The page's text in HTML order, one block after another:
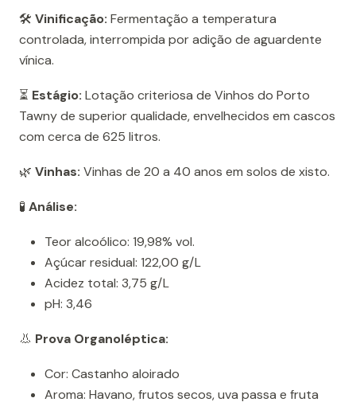
🛠️ Vinificação: Fermentação a temperatura
controlada, interrompida por adição de aguardente
vínica.
⏳ Estágio: Lotação criteriosa de Vinhos do Porto
Tawny de superior qualidade, envelhecidos em cascos
com cerca de 625 litros.
🌿 Vinhas: Vinhas de 20 a 40 anos em solos de xisto.
🧪 Análise:
Teor alcoólico: 19,98% vol.
Açúcar residual: 122,00 g/L
Acidez total: 3,75 g/L
pH: 3,46
👃 Prova Organoléptica:
Cor: Castanho aloirado
Aroma: Havano, frutos secos, uva passa e fruta